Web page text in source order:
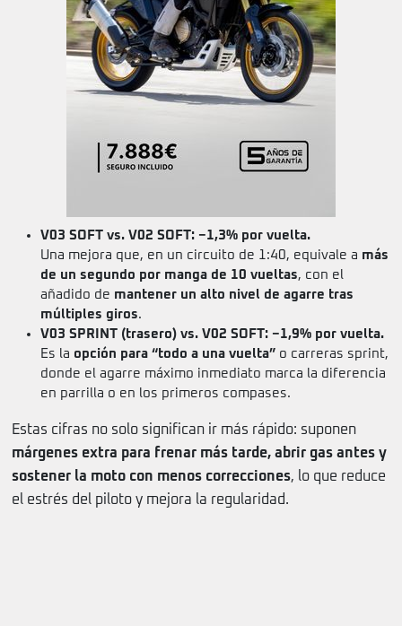
V03 SOFT vs. V02 SOFT: −1,3% por vuelta.
Una mejora que, en un circuito de 1:40, equivale a más
de un segundo por manga de 10 vueltas, con el
añadido de mantener un alto nivel de agarre tras
múltiples giros.
V03 SPRINT (trasero) vs. V02 SOFT: −1,9% por vuelta.
Es la opción para “todo a una vuelta” o carreras sprint,
donde el agarre máximo inmediato marca la diferencia
en parrilla o en los primeros compases.
Estas cifras no solo significan ir más rápido: suponen
márgenes extra para frenar más tarde, abrir gas antes y
sostener la moto con menos correcciones, lo que reduce
el estrés del piloto y mejora la regularidad.